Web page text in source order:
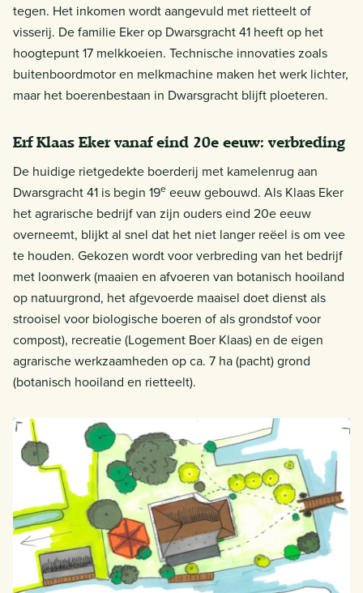
tegen. Het inkomen wordt aangevuld met rietteelt of
visserij. De familie Eker op Dwarsgracht 41 heeft op het
hoogtepunt 17 melkkoeien. Technische innovaties zoals
buitenboordmotor en melkmachine maken het werk lichter,
maar het boerenbestaan in Dwarsgracht blijft ploeteren.
Erf Klaas Eker vanaf eind 20e eeuw: verbreding
De huidige rietgedekte boerderij met kamelenrug aan
Dwarsgracht 41 is begin 19e eeuw gebouwd. Als Klaas Eker
het agrarische bedrijf van zijn ouders eind 20e eeuw
overneemt, blijkt al snel dat het niet langer reëel is om vee
te houden. Gekozen wordt voor verbreding van het bedrijf
met loonwerk (maaien en afvoeren van botanisch hooiland
op natuurgrond, het afgevoerde maaisel doet dienst als
strooisel voor biologische boeren of als grondstof voor
compost), recreatie (Logement Boer Klaas) en de eigen
agrarische werkzaamheden op ca. 7 ha (pacht) grond
(botanisch hooiland en rietteelt).